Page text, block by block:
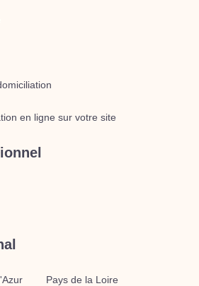
en ligne sur votre site
Pays de la Loire